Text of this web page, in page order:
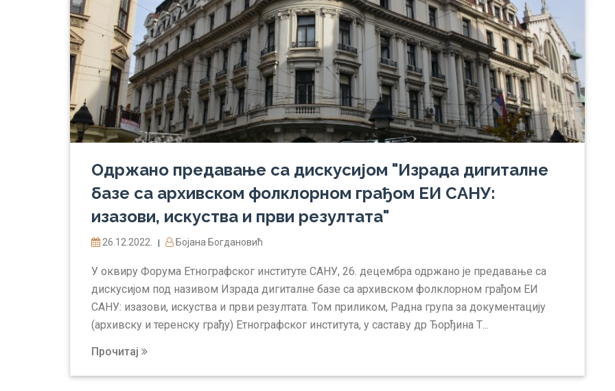
Одржано предавање са дискусијом "Израда дигиталне
базе са архивском фолклорном грађом ЕИ САНУ:
изазови, искуства и први резултата"
26.12.2022. | Бојана Богдановић
У оквиру Форума Етнографског институте САНУ, 26. децембра одржано је предавање са
дискусијом под називом Израда дигиталне базе са архивском фолклорном грађом ЕИ
САНУ: изазови, искуства и први резултата. Том приликом, Радна група за документацију
(архивску и теренску грађу) Етнографског института, у саставу др Ђорђина Т...
Прочитај